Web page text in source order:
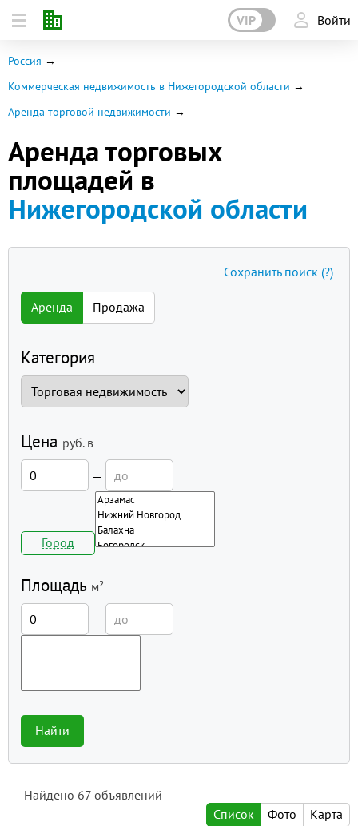
VIP Войти
Россия
Коммерческая недвижимость в Нижегородской области
Аренда торговой недвижимости
Аренда торговых
площадей в
Нижегородской области
Аренда Продажа
Категория
Цена руб. в
—
Город
Площадь м²
—
Найти
Сохранить поиск (?)
Найдено 67 объявлений
Список
Фото Карта